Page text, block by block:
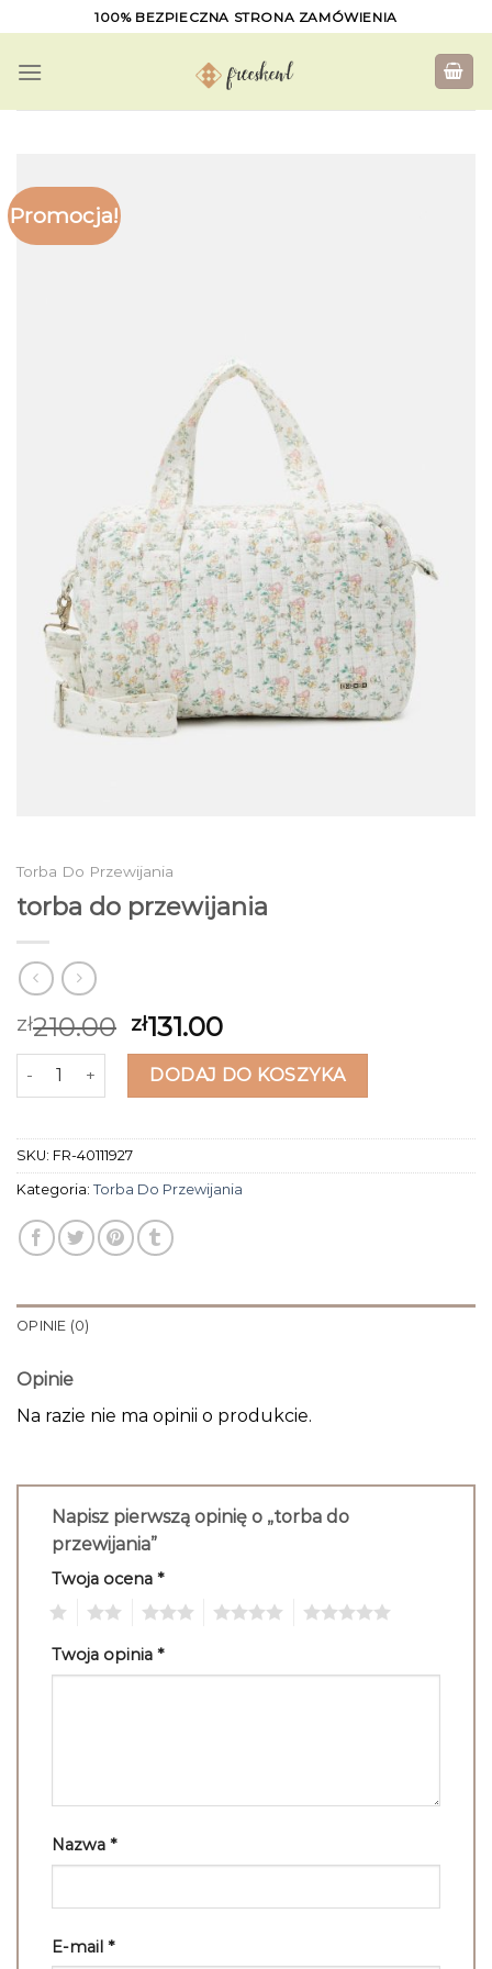
to
content
100% BEZPIECZNA STRONA ZAMÓWIENIA
Promocja!
Torba Do Przewijania
torba do przewijania
zł210.00 zł131.00
ilość torba do przewijaniaDODAJ DO KOSZYKA
SKU: FR-40111927
Kategoria: Torba Do Przewijania
OPINIE (0)
Opinie
Na razie nie ma opinii o produkcie.
Napisz pierwszą opinię o „torba do
przewijania”
Twoja ocena *
Twoja opinia *
Nazwa *
E-mail *